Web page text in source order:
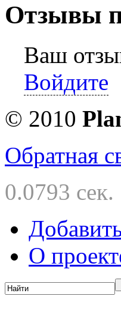
Отзывы
Ваш
Войдите
© 2010
Обратная
0.0793 сек.
О